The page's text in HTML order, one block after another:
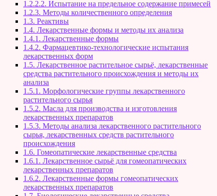
1.2.2.2. Испытание на предельное содержание примесей
1.2.3. Методы количественного определения
1.3. Реактивы
1.4. Лекарственные формы и методы их анализа
1.4.1. Лекарственные формы
1.4.2. Фармацевтико-технологические испытания
лекарственных форм
1.5. Лекарственное растительное сырьё, лекарственные
средства растительного происхождения и методы их
анализа
1.5.1. Морфологические группы лекарственного
растительного сырья
1.5.2. Масла для производства и изготовления
лекарственных препаратов
1.5.3. Методы анализа лекарственного растительного
сырья, лекарственных средств растительного
происхождения
1.6. Гомеопатические лекарственные средства
1.6.1. Лекарственное сырьё для гомеопатических
лекарственных препаратов
1.6.2. Лекарственные формы гомеопатических
лекарственных препаратов